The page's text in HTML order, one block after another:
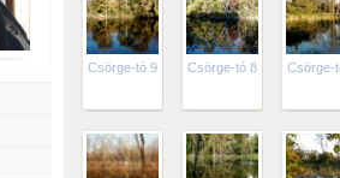
Csörge-tó 9 Csörge-tó 8 Csörge-